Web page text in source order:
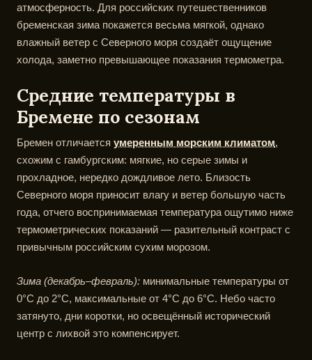
атмосферность. Для российских путешественников
бременская зима покажется весьма мягкой, однако
влажный ветер с Северного моря создаёт ощущение
холода, заметно превышающее показания термометра.
Средние температуры в
Бремене по сезонам
Бремен отличается умеренным морским климатом,
схожим с гамбургским: мягкие, но серые зимы и
прохладное, нередко дождливое лето. Близость
Северного моря приносит влагу и ветер большую часть
года, отчего воспринимаемая температура ощутимо ниже
термометрических показаний — разительный контраст с
привычным российским сухим морозом.
Зима (декабрь–февраль): минимальные температуры от
0°C до 2°C, максимальные от 4°C до 6°C. Небо часто
затянуто, дни коротки, но освещённый исторический
центр с лихвой это компенсирует.